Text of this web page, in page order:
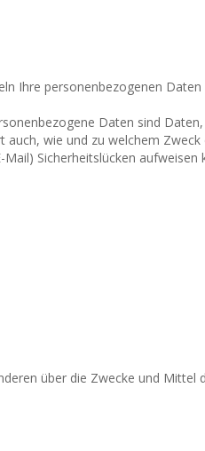
Ihre personenbezogenen
Daten sind
wie und zu welchem Zweck
Sicherheitslücken
über die Zwecke und